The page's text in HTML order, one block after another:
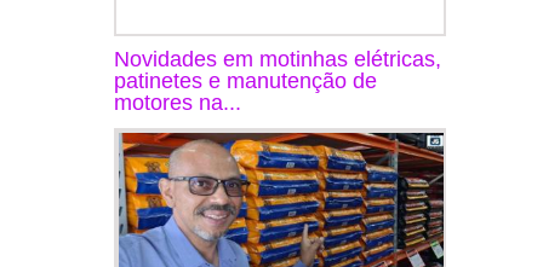
Novidades em motinhas elétricas,
patinetes e manutenção de
motores na...